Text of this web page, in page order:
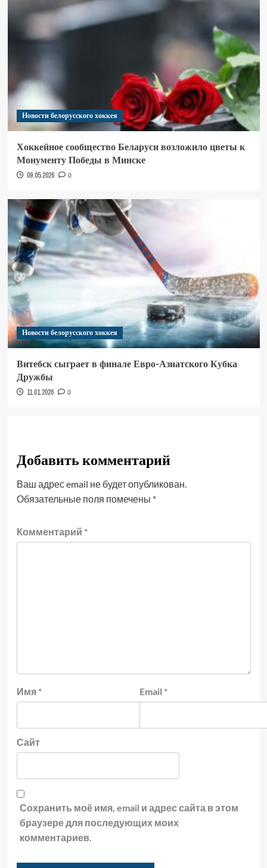
Новости белорусского хоккея
Хоккейное сообщество Беларуси возложило цветы к
Монументу Победы в Минске
09.05.2026 0
Новости белорусского хоккея
Витебск сыграет в финале Евро-Азиатского Кубка
Дружбы
11.01.2026 0
Добавить комментарий
Ваш адрес email не будет опубликован.
Обязательные поля помечены *
Комментарий *
Имя * Email *
Сайт
Сохранить моё имя, email и адрес сайта в этом
браузере для последующих моих
комментариев.